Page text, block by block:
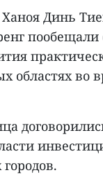
Динь
пообещали
областях во